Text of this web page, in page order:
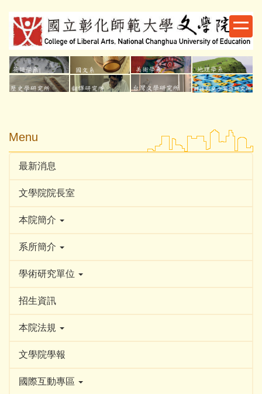
到
主
要
內
容
區
Menu
最新消息
文學院院長室
本院簡介
系所簡介
學術研究單位
招生資訊
本院法規
文學院學報
國際互動專區